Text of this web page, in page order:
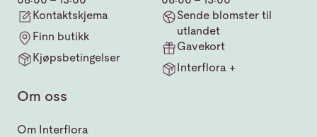
Kontaktskjema
Finn butikk
Kjøpsbetingelser
Sende blomster til
utlandet
Gavekort
Interflora +
Om oss
Om Interflora